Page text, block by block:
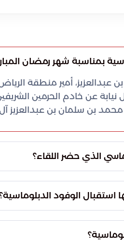
بمناسبة شهر رمضان
عبدالعزيز، أمير منطقة
عن خادم الحرمين
بن سلمان بن عبدالعزيز
الذي حضر اللقاء؟
لقد كان في مقدمة الوفد
استقبال الوفود
التهاني والتحايا في